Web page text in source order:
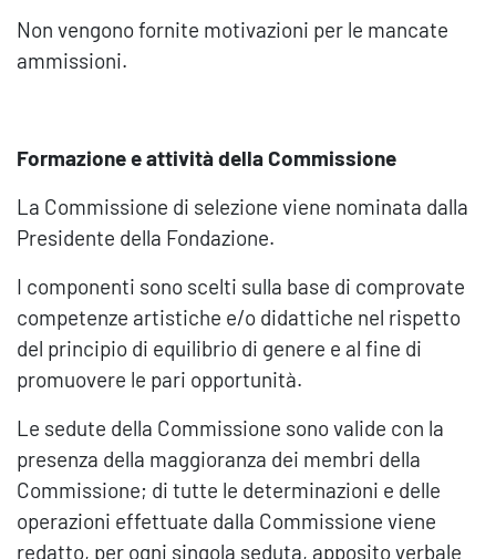
Non vengono fornite motivazioni per le mancate
ammissioni.
Formazione e attività della Commissione
La Commissione di selezione viene nominata dalla
Presidente della Fondazione.
I componenti sono scelti sulla base di comprovate
competenze artistiche e/o didattiche nel rispetto
del principio di equilibrio di genere e al fine di
promuovere le pari opportunità.
Le sedute della Commissione sono valide con la
presenza della maggioranza dei membri della
Commissione; di tutte le determinazioni e delle
operazioni effettuate dalla Commissione viene
redatto, per ogni singola seduta, apposito verbale